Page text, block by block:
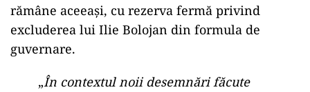
rămâne aceeași, cu rezerva fermă privind
excluderea lui Ilie Bolojan din formula de
guvernare.
„În contextul noii desemnări făcute